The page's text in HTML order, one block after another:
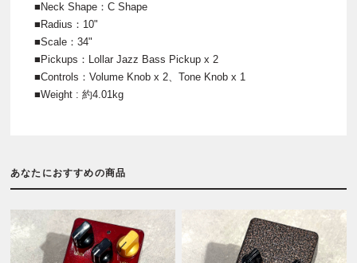
■Neck Shape：C Shape
■Radius：10"
■Scale：34"
■Pickups：Lollar Jazz Bass Pickup x 2
■Controls：Volume Knob x 2、Tone Knob x 1
■Weight : 約4.01kg
あなたにおすすめの商品